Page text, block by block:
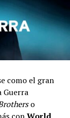
como el gran
Guerra
o